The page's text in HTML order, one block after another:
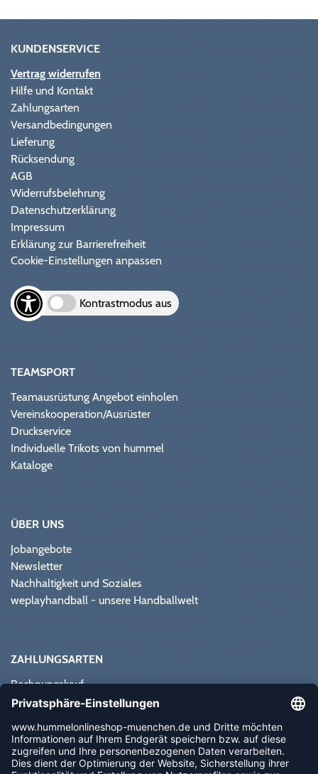
KUNDENSERVICE
Vertrag widerrufen
Hilfe und Kontakt
Zahlungsarten
Versandbedingungen
Lieferung
Rücksendung
AGB
Widerrufsbelehrung
Datenschutzerklärung
Impressum
Erklärung zur Barrierefreiheit
Cookie-Einstellungen anpassen
Kontrastmodus aus
TEAMSPORT
Teamausrüstung Angebot einholen
Vereinskooperation/Ausrüster
Druckservice
Individuelle Trikots von hummel
Kataloge
ÜBER UNS
Jobangebote
Newsletter
Nachhaltigkeit und Soziales
weplayhandball - unsere Handballwelt
ZAHLUNGSARTEN
Rechnungskauf
Paypal
Vorkasse
Sofortüberweisung